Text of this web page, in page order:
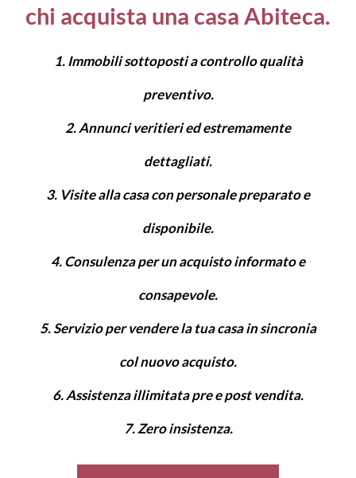
chi acquista una casa Abiteca.
Immobili sottoposti a controllo qualità
preventivo.
Annunci veritieri ed estremamente
dettagliati.
Visite alla casa con personale preparato e
disponibile.
Consulenza per un acquisto informato e
consapevole.
Servizio per vendere la tua casa in sincronia
col nuovo acquisto.
Assistenza illimitata pre e post vendita.
Zero insistenza.